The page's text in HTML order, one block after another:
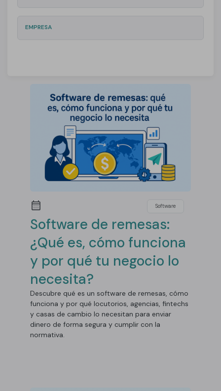
EMPRESA
Software
Software de remesas:
¿Qué es, cómo funciona
y por qué tu negocio lo
necesita?
Descubre qué es un software de remesas, cómo
funciona y por qué locutorios, agencias, fintechs
y casas de cambio lo necesitan para enviar
dinero de forma segura y cumplir con la
normativa.